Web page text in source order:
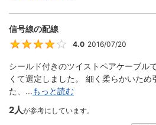
信号線の配線
4
4.0 2016/07/20
シールド付きのツイストペアケーブル
くて選定しました。 細く柔らかいため
た、...もっと読む
2人が参考にしています。